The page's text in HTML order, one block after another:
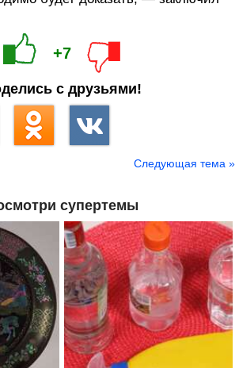
+7
с друзьями!
Следующая тема »
супертемы